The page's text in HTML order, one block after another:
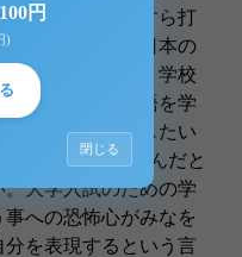
を抱けば、ひたすら打
る。ところが日本の
りに流されて」学校
、その他の言語を学
もなく、勉強したい
年間外国語を学んだと
大学入試のための学
への恐怖心がみなを
を表現するという言
円
)
閉じる